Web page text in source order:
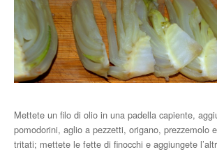
Mettete un filo di olio in una padella capiente,
pomodorini, aglio a pezzetti, origano, prezzemolo
tritati; mettete le fette di finocchi e aggiungete